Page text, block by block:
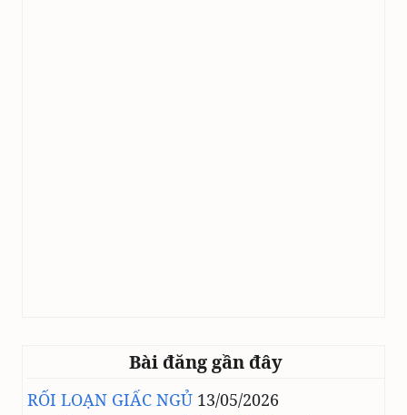
Bài đăng gần đây
RỐI LOẠN GIẤC NGỦ 13/05/2026